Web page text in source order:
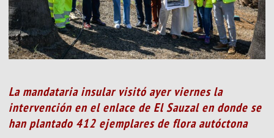
La mandataria insular visitó ayer viernes la
intervención en el enlace de El Sauzal en donde se
han plantado 412 ejemplares de flora autóctona